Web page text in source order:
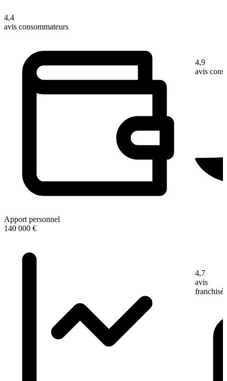
4,4
avis consommateurs
Apport personnel
140 000 €
4,9
avis
4,7
avis
franchisé